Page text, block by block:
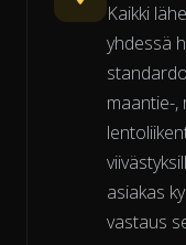
Kaikki
yhdessä
maantie-,
asiakas
vastaus